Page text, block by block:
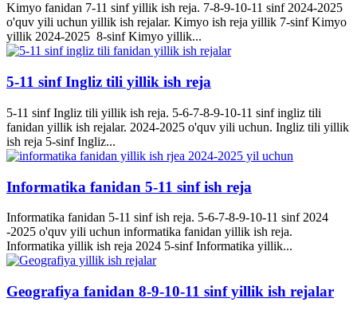
Kimyo fanidan 7-11 sinf yillik ish reja. 7-8-9-10-11 sinf 2024-2025
o'quv yili uchun yillik ish rejalar. Kimyo ish reja yillik 7-sinf Kimyo
yillik 2024-2025 8-sinf Kimyo yillik...
5-11 sinf Ingliz tili yillik ish reja
5-11 sinf Ingliz tili yillik ish reja. 5-6-7-8-9-10-11 sinf ingliz tili
fanidan yillik ish rejalar. 2024-2025 o'quv yili uchun. Ingliz tili yillik
ish reja 5-sinf Ingliz...
Informatika fanidan 5-11 sinf ish reja
Informatika fanidan 5-11 sinf ish reja. 5-6-7-8-9-10-11 sinf 2024
-2025 o'quv yili uchun informatika fanidan yillik ish reja.
Informatika yillik ish reja 2024 5-sinf Informatika yillik...
Geografiya fanidan 8-9-10-11 sinf yillik ish rejalar